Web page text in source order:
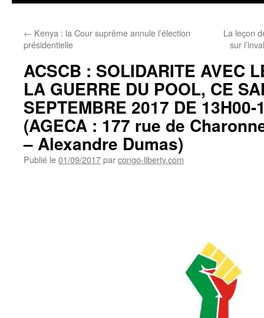
← Kenya : la Cour suprême annule l’élection
présidentielle
La leçon
sur
ACSCB : SOLIDARITE AVEC
LA GUERRE DU POOL, CE
SEPTEMBRE 2017 DE 13H00-
(AGECA : 177 rue de
– Alexandre Dumas)
Publié le01/09/2017parcongo-liberty.com